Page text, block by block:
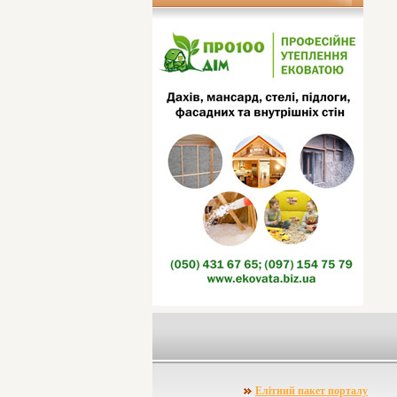
Елітний пакет порталу